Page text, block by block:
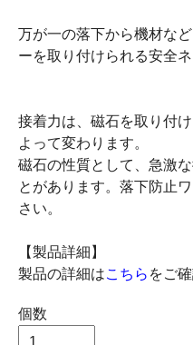
万が一の落下から機材な
ーを取り付けられる安全
接着力は、磁石を取り付
よって変わります。
磁石の性質として、急激
とがあります。落下防止
さい。
【製品詳細】
製品の詳細はこちら をご
個数